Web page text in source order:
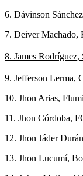
6. Dávinson
7. Deiver Machado,
8. James
9. Jefferson Lerma,
10. Jhon Arias,
11. Jhon Córdoba,
12. Jhon Jáder
13. Jhon Lucumí,